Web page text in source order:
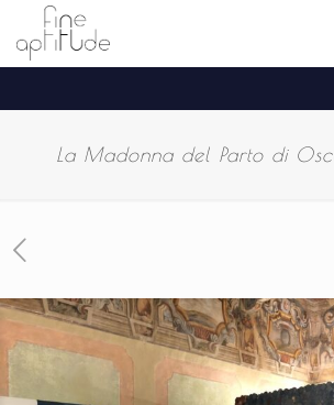
La Madonna del Parto di